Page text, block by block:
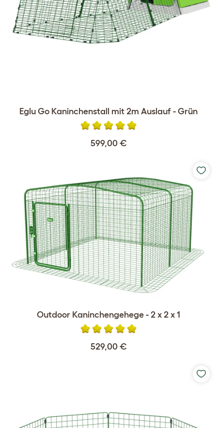
Eglu Go Kaninchenstall mit 2m Auslauf - Grün
599,00 €
Outdoor Kaninchengehege - 2 x 2 x 1
529,00 €